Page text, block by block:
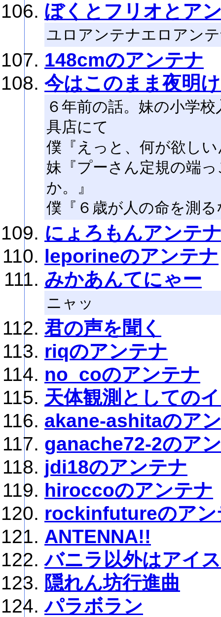
ぼくとフリオとア
ユロアンテナエロアン
148cmのアンテナ
今はこのまま夜明
６年前の話。妹の小学
具店にて
僕『えっと、何が欲し
妹『プーさん定規の端
か。』
僕『６歳が人の命を測る
にょろもんアンテ
leporineのアンテナ
みかあんてにゃー
ニャッ
君の声を聞く
riqのアンテナ
no_coのアンテナ
天体観測としての
akane-ashitaのア
ganache72-2のア
jdi18のアンテナ
hiroccoのアンテナ
rockinfutureのアン
ANTENNA!!
バニラ以外はアイ
隠れん坊行進曲
パラボラン